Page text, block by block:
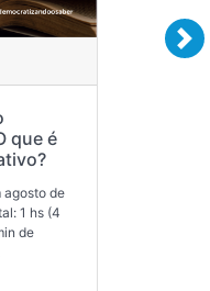
que é
agosto de
1 hs (4
de